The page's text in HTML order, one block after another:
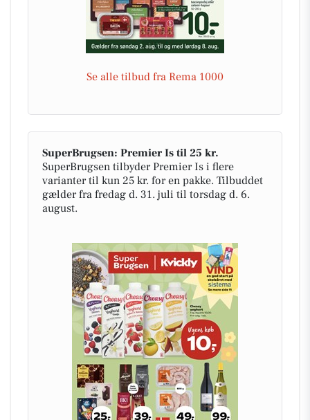
Se alle tilbud fra Rema 1000
SuperBrugsen: Premier Is til 25 kr.
SuperBrugsen tilbyder Premier Is i flere
varianter til kun 25 kr. for en pakke. Tilbuddet
gælder fra fredag d. 31. juli til torsdag d. 6.
august.